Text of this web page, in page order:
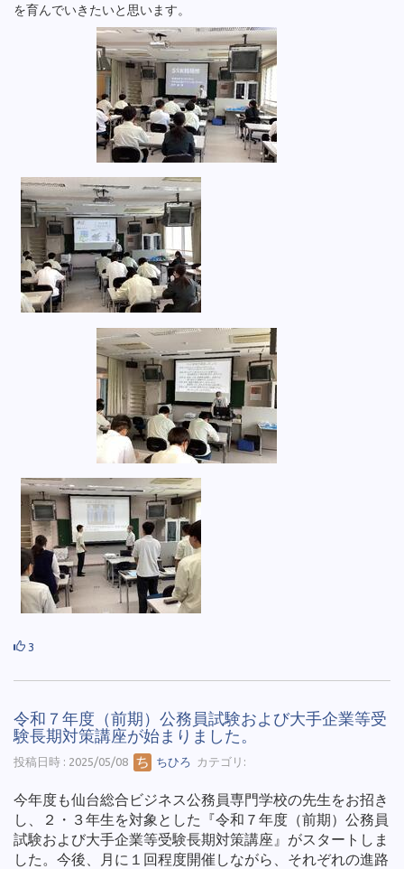
を育んでいきたいと思います。
3
令和７年度（前期）公務員試験および大手企業等受
験長期対策講座が始まりました。
投稿日時 : 2025/05/08 ちひろ カテゴリ:
今年度も仙台総合ビジネス公務員専門学校の先生をお招き
し、２・３年生を対象とした『令和７年度（前期）公務員
試験および大手企業等受験長期対策講座』がスタートしま
した。今後、月に１回程度開催しながら、それぞれの進路